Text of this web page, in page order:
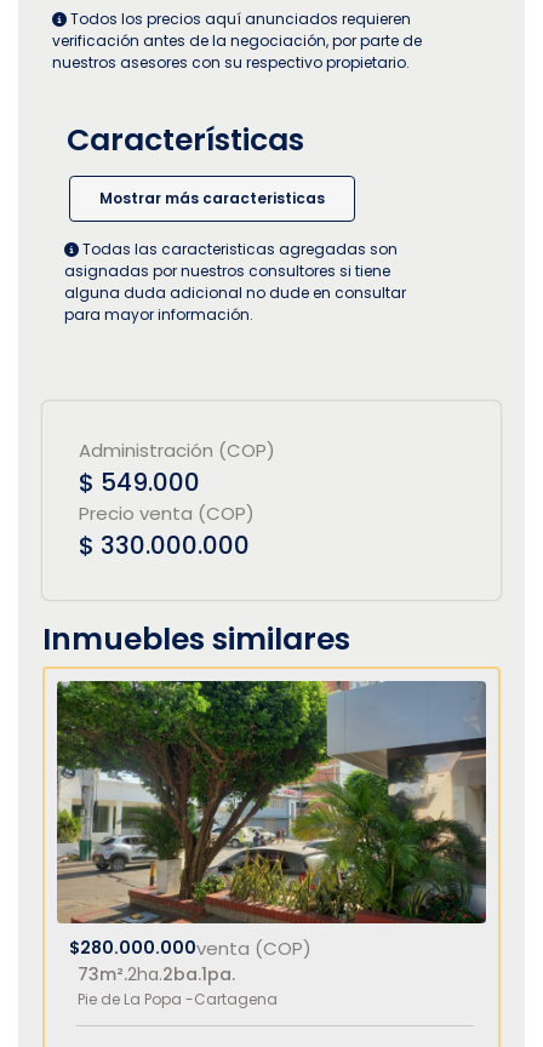
Todos los precios aquí anunciados requieren
verificación antes de la negociación, por parte de
nuestros asesores con su respectivo propietario.
Características
Mostrar más caracteristicas
Todas las caracteristicas agregadas son
asignadas por nuestros consultores si tiene
alguna duda adicional no dude en consultar
para mayor información.
Administración (COP)
$ 549.000
Precio venta (COP)
$ 330.000.000
Inmuebles similares
venta (COP)
$280.000.000
73m².2ha.2ba.1pa.
Pie de La Popa -Cartagena